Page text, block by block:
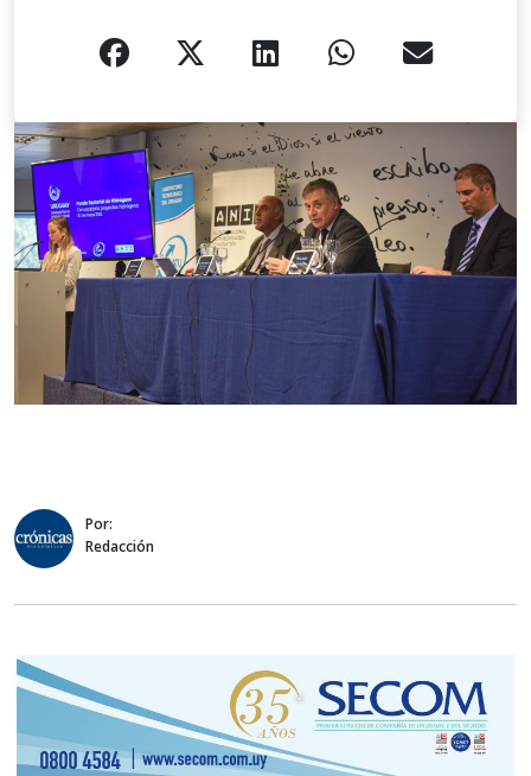
Por:
Redacción